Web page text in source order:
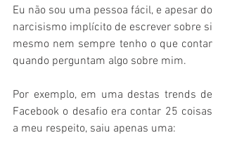
Eu não sou uma pessoa fácil, e apesar do
narcisismo implícito de escrever sobre si
mesmo nem sempre tenho o que contar
quando perguntam algo sobre mim.
Por exemplo, em uma destas trends de
Facebook o desafio era contar 25 coisas
a meu respeito, saiu apenas uma: